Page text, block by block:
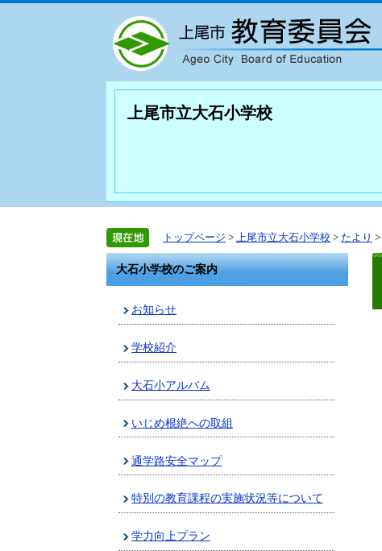
上尾市立大石小学校
トップページ > 上尾市立大石小学校 > たより >
大石小学校のご案内
お知らせ
学校紹介
大石小アルバム
いじめ根絶への取組
通学路安全マップ
特別の教育課程の実施状況等について
学力向上プラン